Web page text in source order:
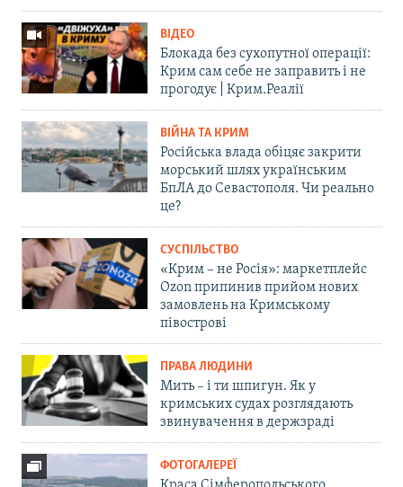
ВІДЕО
Блокада без сухопутної операції:
Крим сам себе не заправить і не
прогодує | Крим.Реалії
ВІЙНА ТА КРИМ
Російська влада обіцяє закрити
морський шлях українським
БпЛА до Севастополя. Чи реально
це?
СУСПІЛЬСТВО
«Крим – не Росія»: маркетплейс
Ozon припинив прийом нових
замовлень на Кримському
півострові
ПРАВА ЛЮДИНИ
Мить – і ти шпигун. Як у
кримських судах розглядають
звинувачення в держзраді
ФОТОГАЛЕРЕЇ